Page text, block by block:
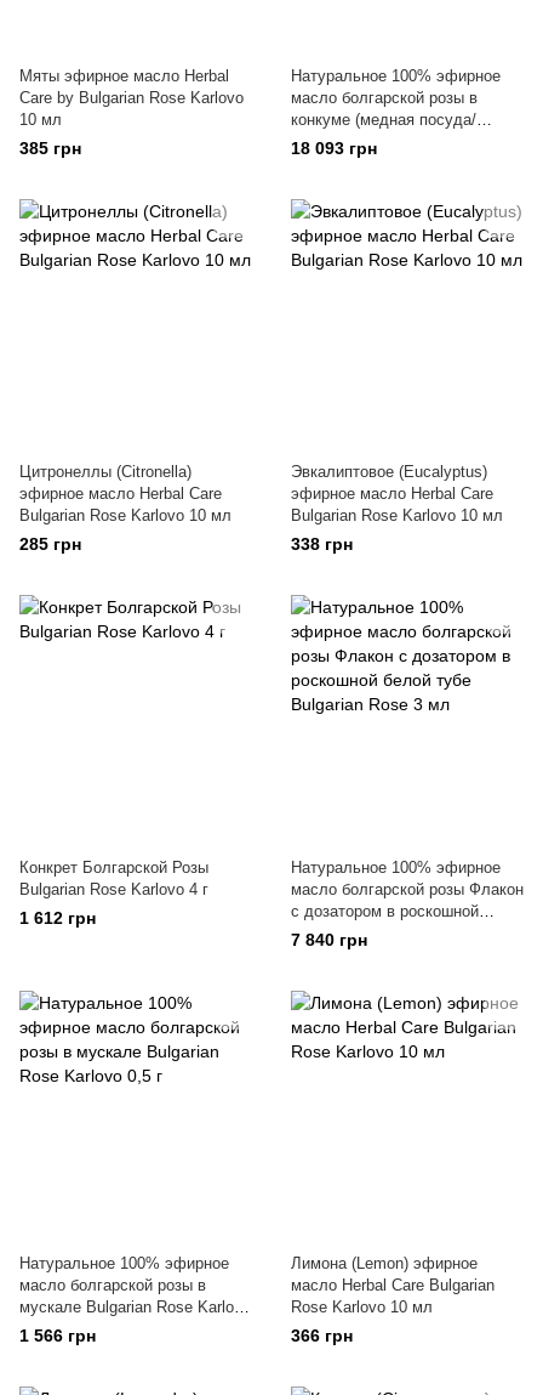
Мяты эфирное масло Herbal
Care by Bulgarian Rose Karlovo
10 мл
385 грн
Натуральное 100% эфирное
масло болгарской розы в
конкуме (медная посуда/
емкость) Bulgarian Rose 5 гр
18 093 грн
Цитронеллы (Citronella)
эфирное масло Herbal Care
Bulgarian Rose Karlovo 10 мл
285 грн
Эвкалиптовое (Eucalyptus)
эфирное масло Herbal Care
Bulgarian Rose Karlovo 10 мл
338 грн
Конкрет Болгарской Розы
Bulgarian Rose Karlovo 4 г
1 612 грн
Натуральное 100% эфирное
масло болгарской розы Флакон
с дозатором в роскошной
белой тубе Bulgarian Rose 3 мл
7 840 грн
Натуральное 100% эфирное
масло болгарской розы в
мускале Bulgarian Rose Karlovo
0,5 г
1 566 грн
Лимона (Lemon) эфирное
масло Herbal Care Bulgarian
Rose Karlovo 10 мл
366 грн